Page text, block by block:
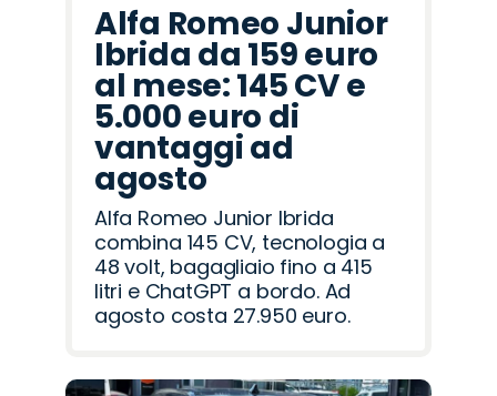
Alfa Romeo Junior
Ibrida da 159 euro
al mese: 145 CV e
5.000 euro di
vantaggi ad
agosto
Alfa Romeo Junior Ibrida
combina 145 CV, tecnologia a
48 volt, bagagliaio fino a 415
litri e ChatGPT a bordo. Ad
agosto costa 27.950 euro.